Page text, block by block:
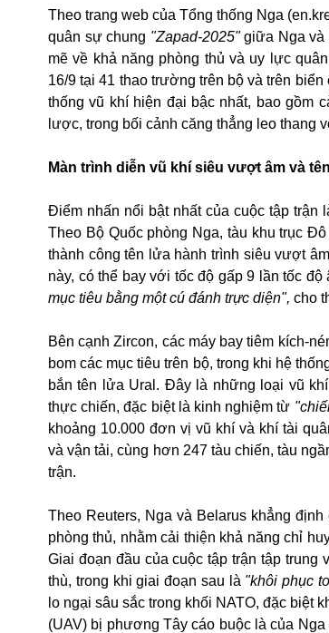
Theo trang web của Tổng thống Nga
quân sự chung "Zapad-2025"giữa Nga và
mẽ về khả năng phòng thủ và uy lực
16/9 tại 41 thao trường trên bộ và trên
thống vũ khí hiện đại bậc nhất, bao gồm
lược, trong bối cảnh căng thẳng leo thang
Màn trình diễn vũ khí siêu vượt âm và
Điểm nhấn nổi bật nhất của cuộc tập trận
Theo Bộ Quốc phòng Nga, tàu khu trục
thành công tên lửa hành trình siêu vượt
này, có thể bay với tốc độ gấp 9 lần tốc
mục tiêu bằng một cú đánh trực diện", cho
Bên cạnh Zircon, các máy bay tiêm kích-
bom các mục tiêu trên bộ, trong khi hệ
bắn tên lửa Ural. Đây là những loại vũ
thực chiến, đặc biệt là kinh nghiệm từ
khoảng 10.000 đơn vị vũ khí và khí tài
và vận tải, cùng hơn 247 tàu chiến, tàu
trận.
Theo Reuters, Nga và Belarus khẳng
phòng thủ, nhằm cải thiện khả năng chỉ
Giai đoạn đầu của cuộc tập trận tập trung
thù, trong khi giai đoạn sau là "khôi phục
lo ngại sâu sắc trong khối NATO, đặc biệt
(UAV) bị phương Tây cáo buộc là của